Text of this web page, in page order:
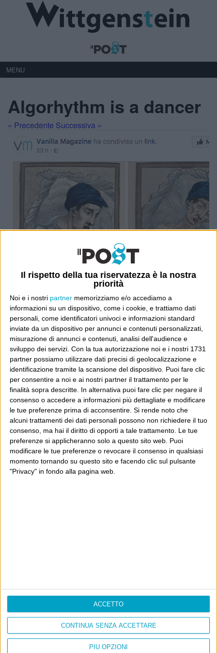
Il rispetto della tua riservatezza è la nostra
priorità
Noi e i nostri partner memorizziamo e/o accediamo a
informazioni su un dispositivo, come i cookie, e trattiamo dati
personali, come identificatori univoci e informazioni standard
inviate da un dispositivo per annunci e contenuti personalizzati,
misurazione di annunci e contenuti, analisi dell'audience e
sviluppo dei servizi. Con la tua autorizzazione noi e i nostri 1731
partner possiamo utilizzare dati precisi di geolocalizzazione e
identificazione tramite la scansione del dispositivo. Puoi fare clic
per consentire a noi e ai nostri partner il trattamento per le
finalità sopra descritte. In alternativa puoi fare clic per negare il
consenso o accedere a informazioni più dettagliate e modificare
le tue preferenze prima di acconsentire. Si rende noto che
alcuni trattamenti dei dati personali possono non richiedere il tuo
consenso, ma hai il diritto di opporti a tale trattamento. Le tue
preferenze si applicheranno solo a questo sito web. Puoi
modificare le tue preferenze o revocare il consenso in qualsiasi
momento tornando su questo sito e facendo clic sul pulsante
"Privacy" in fondo alla pagina web.
PIÙ OPZIONI
CONTINUA SENZA ACCETTARE
ACCETTO
MENU
Algorhythm is a dancer
« Precedente Successiva »
Ultimi articoli
La sinistra de coccio
Don’t feed the trolls
A chi pensi, quando senti dire “patrimoniale”?
Con due pistole caricate a salve e un canestro di parole
Cinquantaquattro contro quarantasei
Informativa sui cookie
La sinistra de coccio